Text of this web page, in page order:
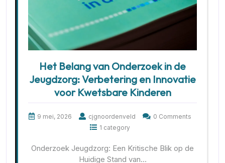
Het Belang van Onderzoek in de
Jeugdzorg: Verbetering en Innovatie
voor Kwetsbare Kinderen
9 mei, 2026 cjgnoordenveld
0 Comments
1 category
Onderzoek Jeugdzorg: Een Kritische Blik op de
Huidige Stand van…